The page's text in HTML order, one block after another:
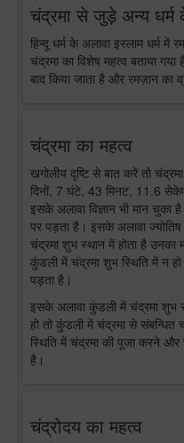
चंद्रमा से जुड़े अन्य धर्म
हिन्दू धर्म के अलावा इस्लाम धर्म
चंद्रमा का विशेष महत्व बताया
बाद किया जाता है और रमज़ान का
चंद्रमा का महत्व
खगोलीय दृष्टि से बात करें तो
दिनों, 7 घंटे, 43 मिनट, 11.6
इसके अलावा विज्ञान भी मान चुका
पर पड़ता है। इसके अलावा
चंद्रमा शुभ स्थान में होता है उनका
कुंडली में चंद्रमा शुभ स्थिति में न
पड़ता है।
इसके अलावा कुंडली में चंद्रमा शुभ
हो तो कुंडली में चंद्रमा से संबन्धित
स्थिति में चंद्रमा की पूजा करने और
है।
चंद्रोदय का महत्व